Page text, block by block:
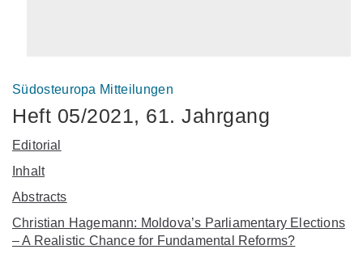
Südosteuropa Mitteilungen
Heft 05/2021, 61. Jahrgang
Editorial
Inhalt
Abstracts
Christian Hagemann: Moldova’s Parliamentary Elections
– A Realistic Chance for Fundamental Reforms?